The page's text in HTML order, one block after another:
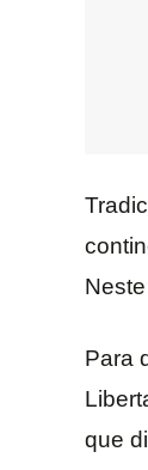
Para
que